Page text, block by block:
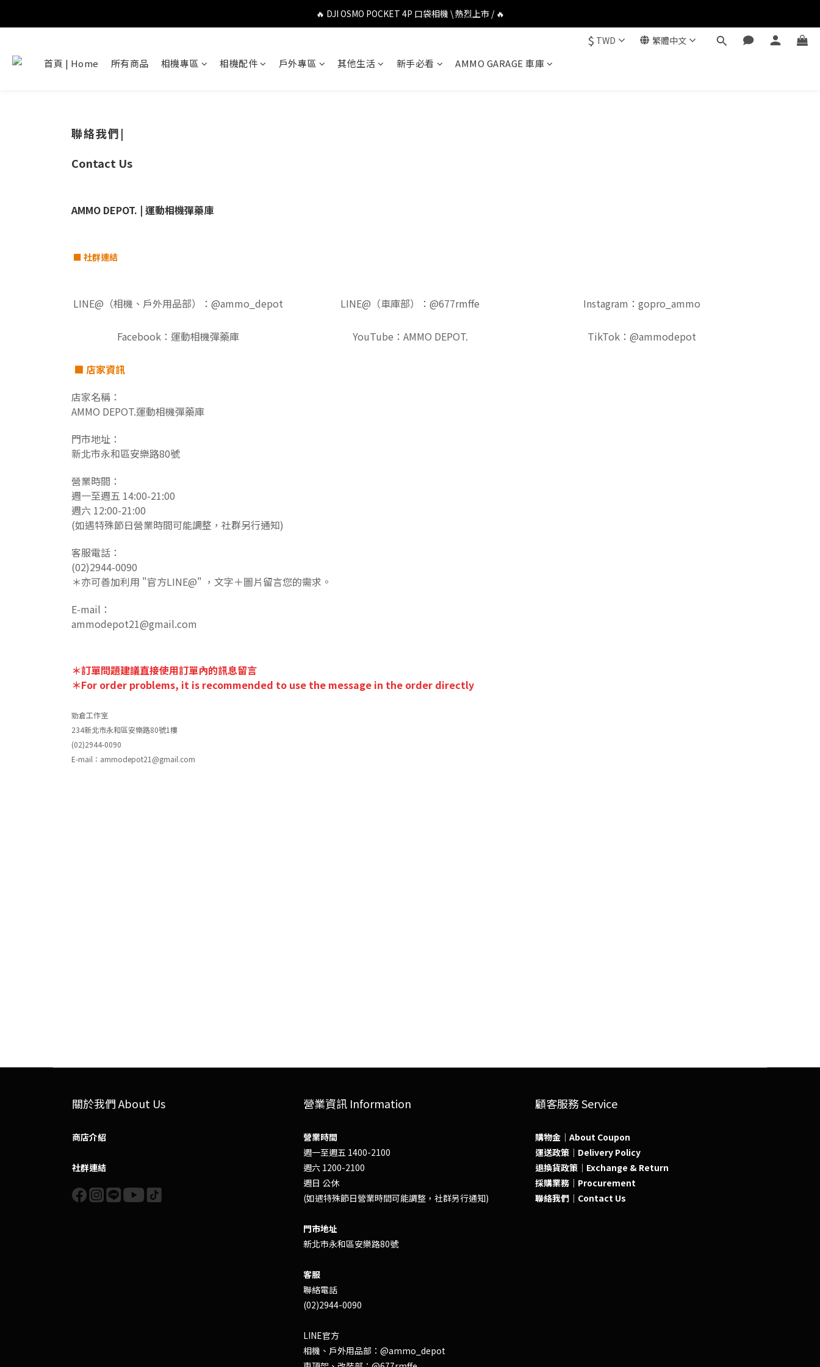
🔥 DJI OSMO POCKET 4P 口袋相機 \ 熱烈上市 / 🔥
🔥 DJI OSMO POCKET 4P 口袋相機 \ 熱烈上市 / 🔥
🔥 Insta360 GO Ultra Hello Kitty 聯名限定套裝 \ 時尚上市 / 🔥
$ TWD 繁體中文
首頁 | Home 所有商品 相機專區 相機配件 戶外專區 其他生活 新手必看 AMMO GARAGE 車庫
聯絡我們|
​Contact Us
​AMMO DEPOT. | 運動相機彈藥庫
■ 社群連結
LINE@（相機、戶外用品部）：@ammo_depot LINE@（車庫部）：@677rmffe Instagram：gopro_ammo
Facebook：運動相機彈藥庫 YouTube：AMMO DEPOT. TikTok：@ammodepot
■ 店家資訊
店家名稱：
AMMO DEPOT.運動相機彈藥庫
門市地址：
新北市永和區安樂路80號
營業時間：
週一至週五 14:00-21:00
週六 12:00-21:00
(如遇特殊節日營業時間可能調整，社群另行通知)
客服電話：
(02)2944-0090
＊亦可善加利用 "官方LINE@" ，文字＋圖片留言您的需求。
E-mail：
ammodepot21@gmail.com
＊訂單問題建議直接使用訂單內的訊息留言
＊For order problems, it is recommended to use the message in the order directly
勁倉工作室
234新北市永和區安樂路80號1樓
(02)2944-0090
E-mail： ammodepot21@gmail.com
關於我們 About Us
商店介紹
社群連結
營業資訊 Information
營業時間
週一至週五 1400-2100
週六 1200-2100
週日 公休
(如遇特殊節日營業時間可能調整，社群另行通知)
門市地址
新北市永和區安樂路80號
客服
聯絡電話
(02)2944-0090
LINE官方
相機、戶外用品部：@ammo_depot
顧客服務 Service
購物金｜About Coupon
運送政策｜Delivery Policy
退換貨政策｜Exchange & Return
採購業務｜Procurement
聯絡我們｜Contact Us